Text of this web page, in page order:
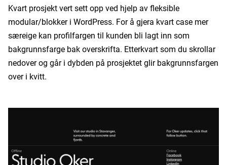
Kvart prosjekt vert sett opp ved hjelp av fleksible
modular/blokker i WordPress. For å gjera kvart case mer
særeige kan profilfargen til kunden bli lagt inn som
bakgrunnsfarge bak overskrifta. Etterkvart som du skrollar
nedover og går i dybden på prosjektet glir bakgrunnsfargen
over i kvitt.